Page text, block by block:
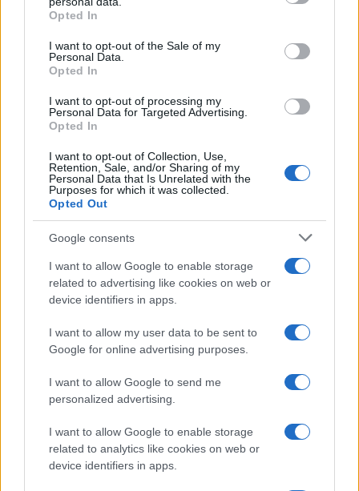
grant or deny consent to Google and its third-party tags to
use your data for below specified purposes in below Google
consent section.
Opted In
I want to opt-out of the Sale of my
Personal Data.
Opted In
I want to opt-out of processing my
Personal Data for Targeted Advertising.
Opted In
I want to opt-out of Collection, Use,
Retention, Sale, and/or Sharing of my
Personal Data that Is Unrelated with the
Purposes for which it was collected.
Opted Out
Google consents
I want to allow Google to enable storage
related to advertising like cookies on web or
device identifiers in apps.
I want to allow my user data to be sent to
Google for online advertising purposes.
I want to allow Google to send me
personalized advertising.
I want to allow Google to enable storage
related to analytics like cookies on web or
device identifiers in apps.
Continue lendo
CRYPTO
Guia completo de segurança para carteiras de autocustódia e
CRYPTO